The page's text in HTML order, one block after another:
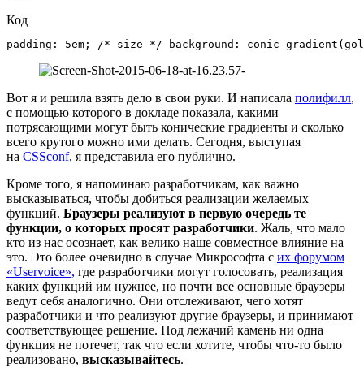
Код
padding: 5em; /* size */ background: conic-
Вот я и решила взять дело в свои руки. И написала полифилл,
с помощью которого в докладе показала, какими
потрясающими могут быть конические градиенты и сколько
всего крутого можно ими делать. Сегодня, выступая
на CSSconf, я представила его публично.
Кроме того, я напоминаю разработчикам, как важно
высказываться, чтобы добиться реализации желаемых
функций. Браузеры реализуют в первую очередь те
функции, о которых просят разработчики. Жаль, что мало
кто из нас осознает, как велико наше совместное влияние на
это. Это более очевидно в случае Микрософта с их форумом
«Uservoice», где разработчики могут голосовать, реализация
каких функций им нужнее, но почти все основные браузеры
ведут себя аналогично. Они отслеживают, чего хотят
разработчики и что реализуют другие браузеры, и принимают
соответствующее решение. Под лежачий камень ни одна
функция не потечет, так что если хотите, чтобы что-то было
реализовано, высказывайтесь.